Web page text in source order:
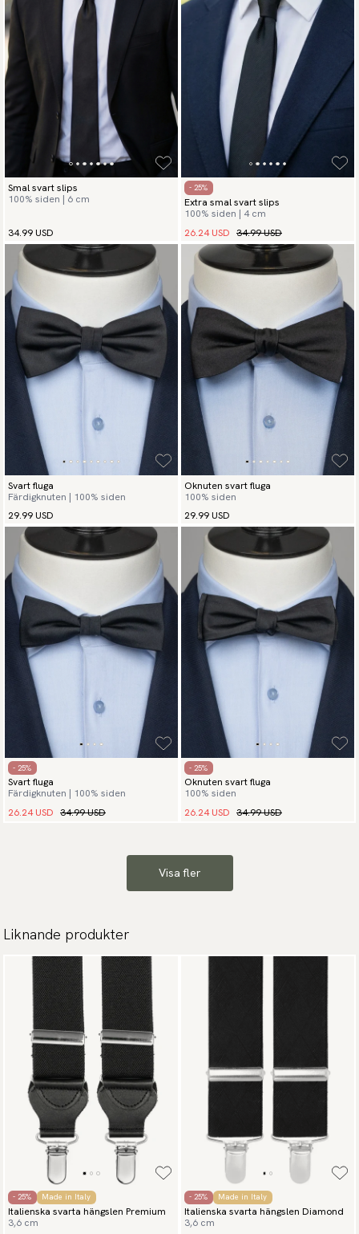
Smal svart slips
100% siden | 6 cm
34.99 USD
- 25%
Extra smal svart slips
100% siden | 4 cm
26.24 USD 34.99 USD
Svart fluga
Färdigknuten | 100% siden
29.99 USD
Oknuten svart fluga
100% siden
29.99 USD
- 25%
Svart fluga
Färdigknuten | 100% siden
26.24 USD 34.99 USD
- 25%
Oknuten svart fluga
100% siden
26.24 USD 34.99 USD
Visa fler
Liknande produkter
- 25% Made in Italy
Italienska svarta hängslen Premium
3,6 cm
- 25% Made in Italy
Italienska svarta hängslen Diamond
3,6 cm